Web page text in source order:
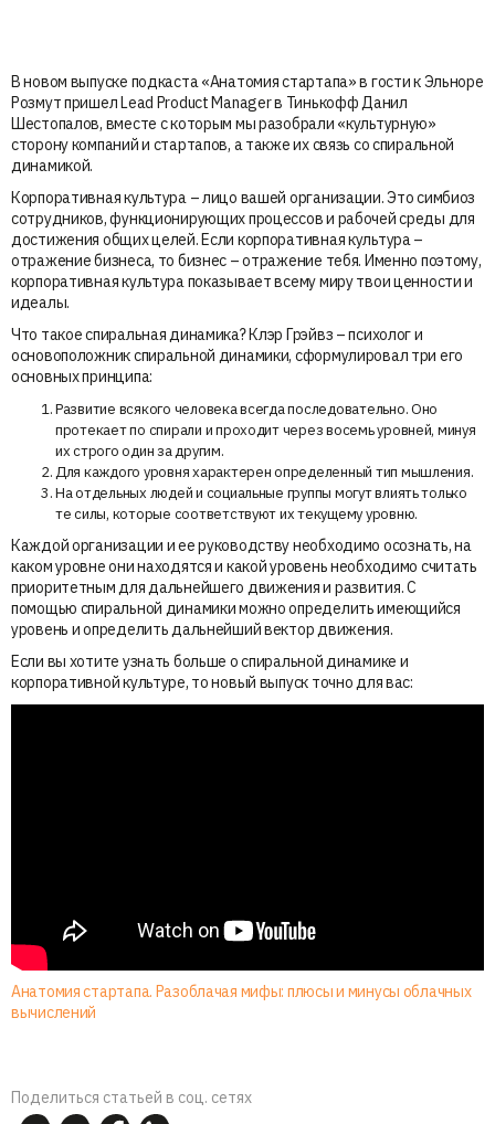
В новом выпуске подкаста «Анатомия стартапа» в гости к Эльноре
Розмут пришел Lead Product Manager в Тинькофф Данил
Шестопалов, вместе с которым мы разобрали «культурную»
сторону компаний и стартапов, а также их связь со спиральной
динамикой.
Корпоративная культура – лицо вашей организации. Это симбиоз
сотрудников, функционирующих процессов и рабочей среды для
достижения общих целей. Если корпоративная культура –
отражение бизнеса, то бизнес – отражение тебя. Именно поэтому,
корпоративная культура показывает всему миру твои ценности и
идеалы.
Что такое спиральная динамика? Клэр Грэйвз – психолог и
основоположник спиральной динамики, сформулировал три его
основных принципа:
Развитие всякого человека всегда последовательно. Оно
протекает по спирали и проходит через восемь уровней, минуя
их строго один за другим.
Для каждого уровня характерен определенный тип мышления.
На отдельных людей и социальные группы могут влиять только
те силы, которые соответствуют их текущему уровню.
Каждой организации и ее руководству необходимо осознать, на
каком уровне они находятся и какой уровень необходимо считать
приоритетным для дальнейшего движения и развития. С
помощью спиральной динамики можно определить имеющийся
уровень и определить дальнейший вектор движения.
Если вы хотите узнать больше о спиральной динамике и
корпоративной культуре, то новый выпуск точно для вас:
Анатомия стартапа. Разоблачая мифы: плюсы и минусы облачных
вычислений
Поделиться статьей в соц. сетях